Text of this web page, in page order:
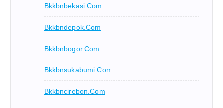
Bkkbnbekasi.com
Bkkbndepok.com
Bkkbnbogor.com
Bkkbnsukabumi.com
Bkkbncirebon.com